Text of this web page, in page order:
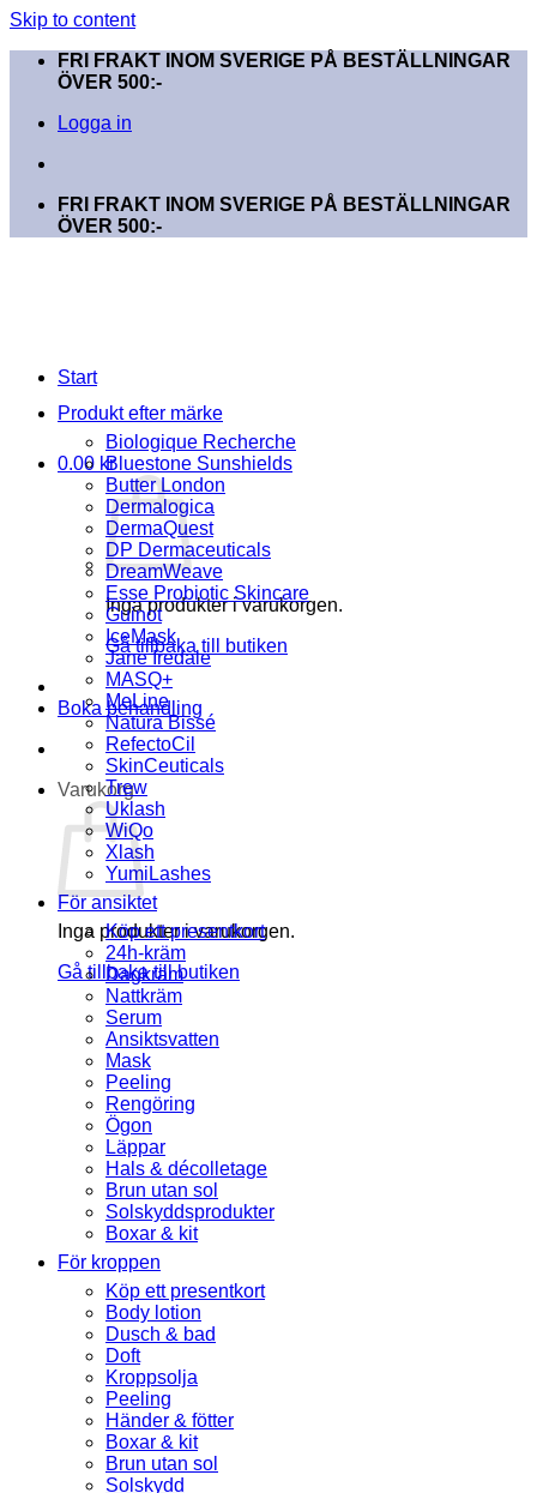
Skip to content
FRI FRAKT INOM SVERIGE PÅ BESTÄLLNINGAR
ÖVER 500:-
Logga in
FRI FRAKT INOM SVERIGE PÅ BESTÄLLNINGAR
ÖVER 500:-
0.00 kr
Inga produkter i varukorgen.
Gå tillbaka till butiken
Boka behandling
Varukorg
Inga produkter i varukorgen.
Gå tillbaka till butiken
Start
Produkt efter märke
Biologique Recherche
Bluestone Sunshields
Butter London
Dermalogica
DermaQuest
DP Dermaceuticals
DreamWeave
Esse Probiotic Skincare
Guinot
IceMask
Jane Iredale
MASQ+
MeLine
Natura Bissé
RefectoCil
SkinCeuticals
Trew
Uklash
WiQo
Xlash
YumiLashes
För ansiktet
Köp ett presentkort
24h-kräm
Dagkräm
Nattkräm
Serum
Ansiktsvatten
Mask
Peeling
Rengöring
Ögon
Läppar
Hals & décolletage
Brun utan sol
Solskyddsprodukter
Boxar & kit
För kroppen
Köp ett presentkort
Body lotion
Dusch & bad
Doft
Kroppsolja
Peeling
Händer & fötter
Boxar & kit
Brun utan sol
Solskydd